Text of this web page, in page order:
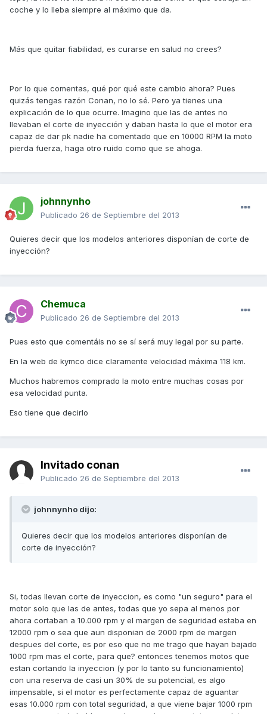
coche y lo lleba siempre al máximo que da.
Más que quitar fiabilidad, es curarse en salud no crees?
Por lo que comentas, qué por qué este cambio ahora? Pues
quizás tengas razón Conan, no lo sé. Pero ya tienes una
explicación de lo que ocurre. Imagino que las de antes no
llevaban el corte de inyección y daban hasta lo que el motor era
capaz de dar pk nadie ha comentado que en 10000 RPM la moto
pierda fuerza, haga otro ruido como que se ahoga.
johnnynho
Publicado 26 de Septiembre del 2013
Quieres decir que los modelos anteriores disponían de corte de
inyección?
Chemuca
Publicado 26 de Septiembre del 2013
Pues esto que comentáis no se sí será muy legal por su parte.
En la web de kymco dice claramente velocidad máxima 118 km.
Muchos habremos comprado la moto entre muchas cosas por
esa velocidad punta.
Eso tiene que decirlo
Invitado conan
Publicado 26 de Septiembre del 2013
johnnynho dijo:
Quieres decir que los modelos anteriores disponían de
corte de inyección?
Si, todas llevan corte de inyeccion, es como "un seguro" para el
motor solo que las de antes, todas que yo sepa al menos por
ahora cortaban a 10.000 rpm y el margen de seguridad estaba en
12000 rpm o sea que aun disponian de 2000 rpm de margen
despues del corte, es por eso que no me trago que hayan bajado
1000 rpm mas el corte, para que? entonces tenemos motos que
estan cortando la inyeccion (y por lo tanto su funcionamiento)
con una reserva de casi un 30% de su potencial, es algo
impensable, si el motor es perfectamente capaz de aguantar
esas 10.000 rpm con total seguridad, a que viene bajar 1000 rpm